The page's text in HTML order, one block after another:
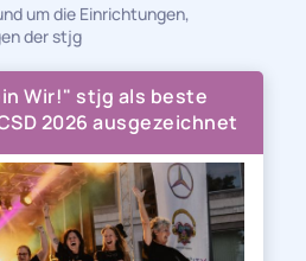
um die Einrichtungen,
der stjg
Wir!" stjg als beste
2026 ausgezeichnet